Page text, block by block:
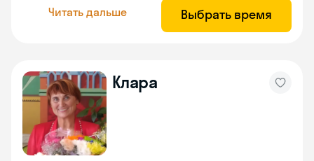
Читать дальше Выбрать время
Клара